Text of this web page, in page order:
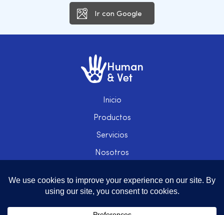
Ir con Google
Inicio
Productos
Servicios
Nosotros